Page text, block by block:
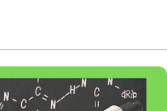
廃棄物処理
対談土壌汚染対策法